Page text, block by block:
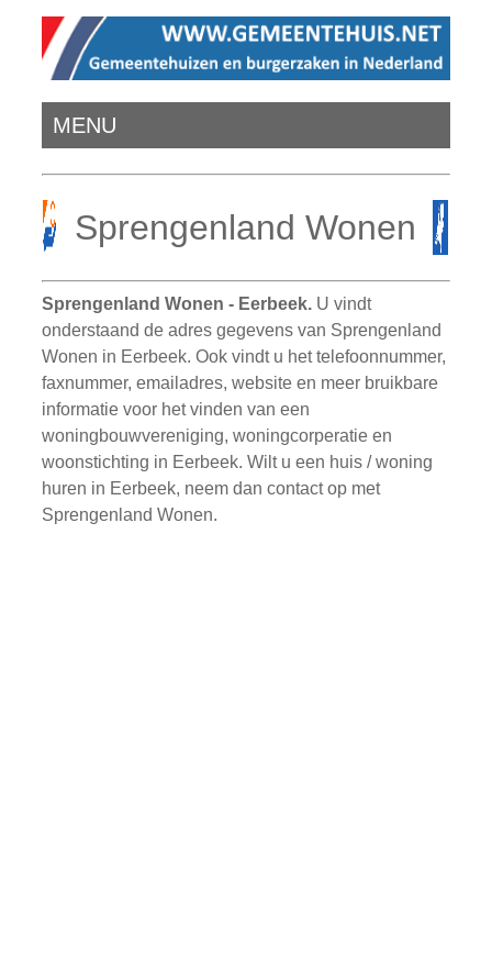
MENU
Sprengenland Wonen
Sprengenland Wonen - Eerbeek. U vindt
onderstaand de adres gegevens van Sprengenland
Wonen in Eerbeek. Ook vindt u het telefoonnummer,
faxnummer, emailadres, website en meer bruikbare
informatie voor het vinden van een
woningbouwvereniging, woningcorperatie en
woonstichting in Eerbeek. Wilt u een huis / woning
huren in Eerbeek, neem dan contact op met
Sprengenland Wonen.